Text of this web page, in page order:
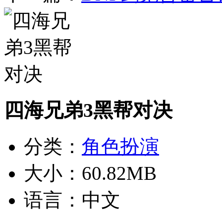
四海兄弟3黑帮对决
分类： 角色扮演
大小： 60.82MB
语言： 中文